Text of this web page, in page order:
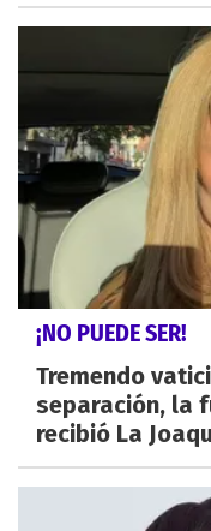
¡NO PUEDE SER!
Tremendo
separación, la
recibió La